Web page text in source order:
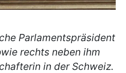
Parlamentspräsident
rechts neben ihm
in der Schweiz.